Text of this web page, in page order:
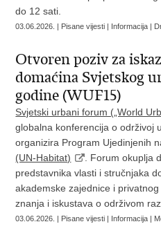
do 12 sati.
03.06.2026. | Pisane vijesti | Informacija |
Otvoren poziv za
domaćina Svjetskog
godine (WUF15)
Svjetski urbani forum („World
globalna konferencija o održivoj
organizira Program Ujedinjenih
(UN‑Habitat)
. Forum okuplja
predstavnika vlasti i stručnjaka
akademske zajednice i
znanja i iskustava o održivom
03.06.2026. | Pisane vijesti | Informacija |